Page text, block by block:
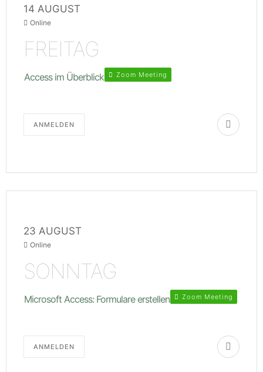
14 AUGUST
Online
FREITAG
Access im Überblick Zoom Meeting
ANMELDEN
23 AUGUST
Online
SONNTAG
Microsoft Access: Formulare erstellen Zoom Meeting
ANMELDEN